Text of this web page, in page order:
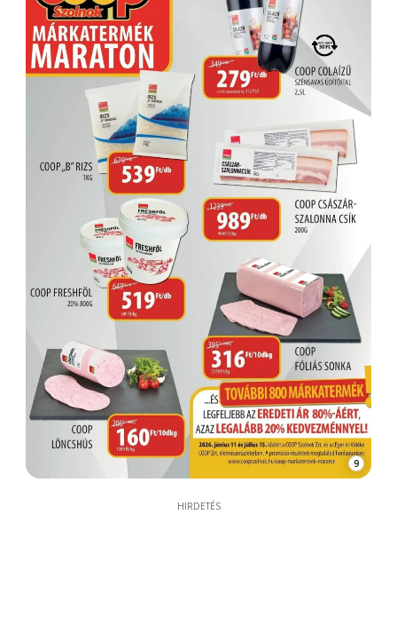
9
HIRDETÉS